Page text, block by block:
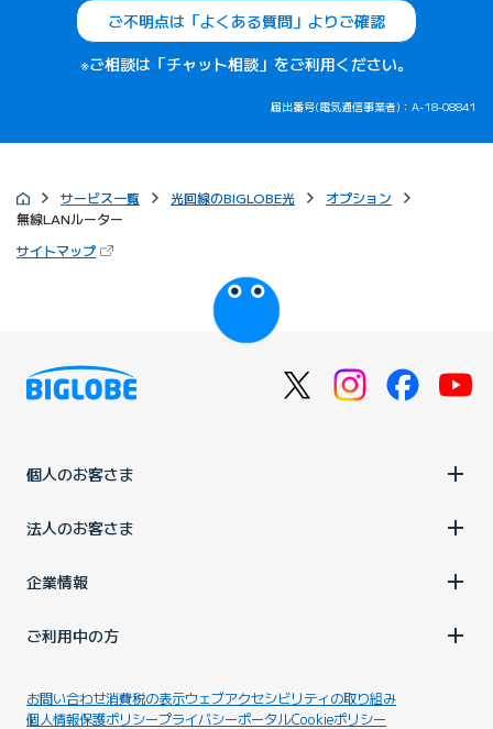
ご不明点は「よくある質問」よりご確認
※ご相談は「チャット相談」をご利用ください。
届出番号(電気通信事業者)：A-18-08841
サービス一覧 光回線のBIGLOBE光
オプション
無線LANルーター
サイトマップ（新しいタブで開きます）
びっぷるのページ
個人のお客さま
法人のお客さま
企業情報
ご利用中の方
お問い合わせ消費税の表示ウェブアクセシビリティの取り組み
個人情報保護ポリシープライバシーポータルCookieポリシー